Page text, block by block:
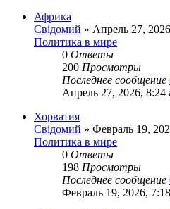
Африка
Свідомий » Апрель 27,
Политика в мире
0 Ответы
200 Просмотры
Последнее сообщение
Апрель 27, 2026, 8:24
Хорватия
Свідомий » Февраль 19,
Политика в мире
0 Ответы
198 Просмотры
Последнее сообщение
Февраль 19, 2026,